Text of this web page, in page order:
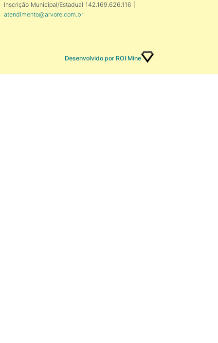
Inscrição Municipal/Estadual 142.169.626.116 |
atendimento@arvore.com.br
Desenvolvido por ROI Mine